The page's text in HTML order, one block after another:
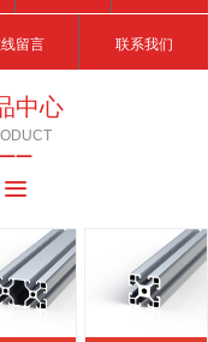
留言 联系我们
中心
——
끀